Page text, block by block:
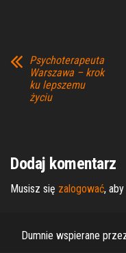
Psychoterapeuta
Warszawa – krok
ku lepszemu
życiu
Dodaj komentarz
Musisz się zalogować,
Dumnie wspierane